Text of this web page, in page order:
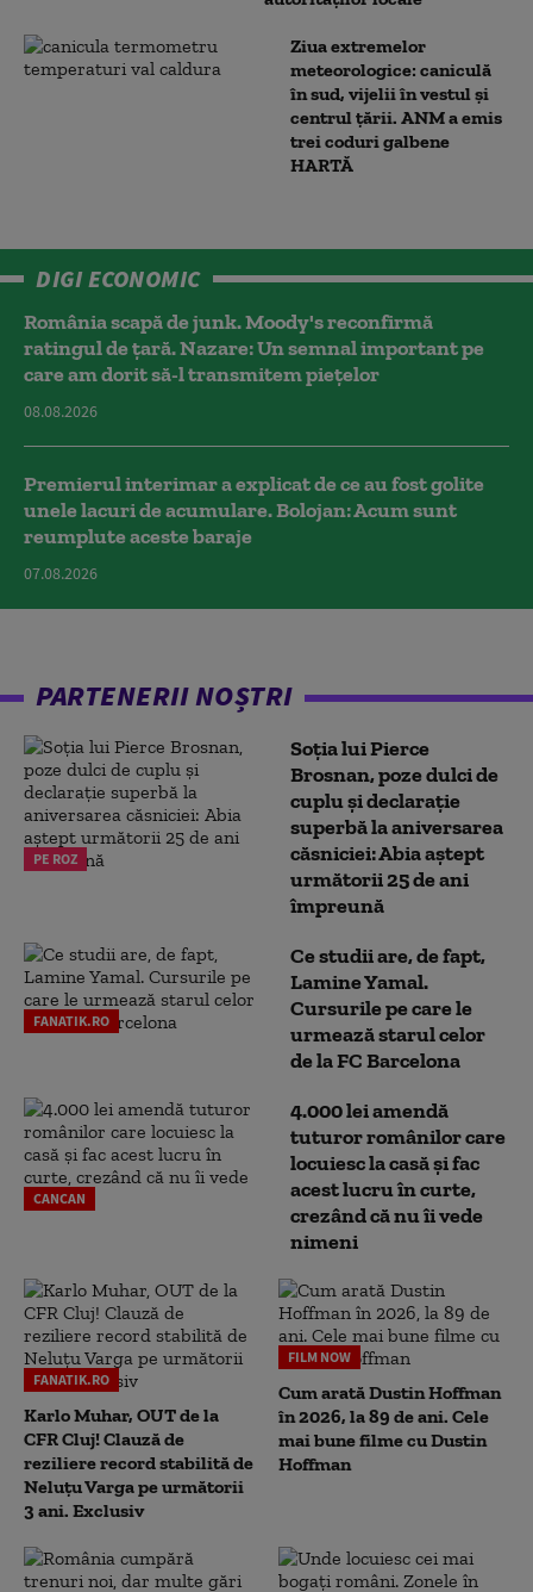
Ziua extremelor
meteorologice: caniculă
în sud, vijelii în vestul și
centrul țării. ANM a emis
trei coduri galbene
HARTĂ
DIGI ECONOMIC
România scapă de junk. Moody's reconfirmă
ratingul de țară. Nazare: Un semnal important pe
care am dorit să-l transmitem piețelor
08.08.2026
Premierul interimar a explicat de ce au fost golite
unele lacuri de acumulare. Bolojan: Acum sunt
reumplute aceste baraje
07.08.2026
PARTENERII NOȘTRI
PE ROZ
Soția lui Pierce
Brosnan, poze dulci de
cuplu și declarație
superbă la aniversarea
căsniciei: Abia aștept
următorii 25 de ani
împreună
FANATIK.RO
Ce studii are, de fapt,
Lamine Yamal.
Cursurile pe care le
urmează starul celor
de la FC Barcelona
CANCAN
4.000 lei amendă
tuturor românilor care
locuiesc la casă și fac
acest lucru în curte,
crezând că nu îi vede
nimeni
FANATIK.RO
Karlo Muhar, OUT de la
CFR Cluj! Clauză de
reziliere record stabilită de
Neluțu Varga pe următorii
3 ani. Exclusiv
FILM NOW
Cum arată Dustin Hoffman
în 2026, la 89 de ani. Cele
mai bune filme cu Dustin
Hoffman